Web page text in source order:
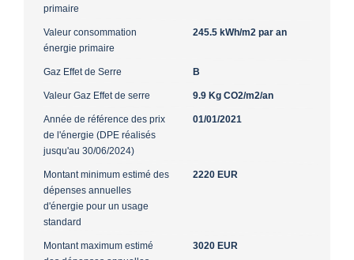
primaire
Valeur consommation
énergie primaire
245.5 kWh/m2 par an
Gaz Effet de Serre B
Valeur Gaz Effet de serre 9.9 Kg CO2/m2/an
Année de référence des prix
de l'énergie (DPE réalisés
jusqu'au 30/06/2024)
01/01/2021
Montant minimum estimé des
dépenses annuelles
d'énergie pour un usage
standard
2220 EUR
Montant maximum estimé
3020 EUR